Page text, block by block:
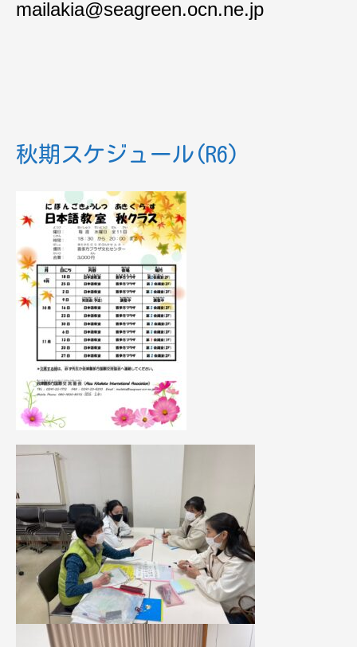
mailakia@seagreen.ocn.ne.jp
秋期スケジュール(R6)